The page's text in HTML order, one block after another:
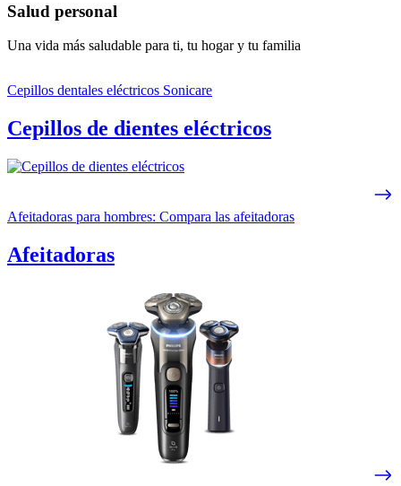
Salud personal
Una vida más saludable para ti, tu hogar y tu familia
Cepillos dentales eléctricos Sonicare
Cepillos de dientes eléctricos
Afeitadoras para hombres: Compara las afeitadoras
Afeitadoras